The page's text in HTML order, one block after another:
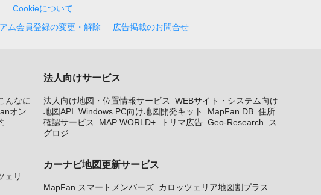
Cookieについて
ム会員登録の変更・解除 広告掲載のお問合せ
んなに
オン
ェリ
法人向けサービス
法人向け地図・位置情報サービス
WEBサイト・システム向け
地図API Windows PC向け地図開発キット MapFan DB 住所
確認サービス
MAP WORLD+ トリマ広告 Geo-Research
ス
グロジ
カーナビ地図更新サービス
MapFan スマートメンバーズ カロッツェリア地図割プラス